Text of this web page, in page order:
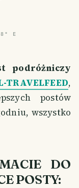
E
podróżniczy
TRAVELFEED,
postów
wszystko
DO
POSTY: